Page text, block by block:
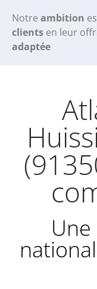
Notre ambition
clients en leur
adaptée